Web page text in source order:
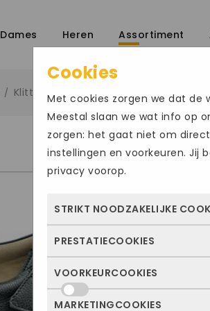
Dames Heren Assortiment
/ Klittenband
Cookies
Met cookies zorgen we dat de
Meestal slaan we wat info op
zorgen: het gaat niet om
instellingen en voorkeuren. Jij
privacy voorop.
STRIKT NOODZAKELIJKE
Deze cookies zorgen ervoor
dus altijd actief en kunnen
alleen geplaatst als jij iets
of je privacyvoorkeuren
PRESTATIECOOKIES
Met deze cookies zien we
bezoekers vandaan komen
VOORKEURCOOKIES
MARKETINGCOOKIES